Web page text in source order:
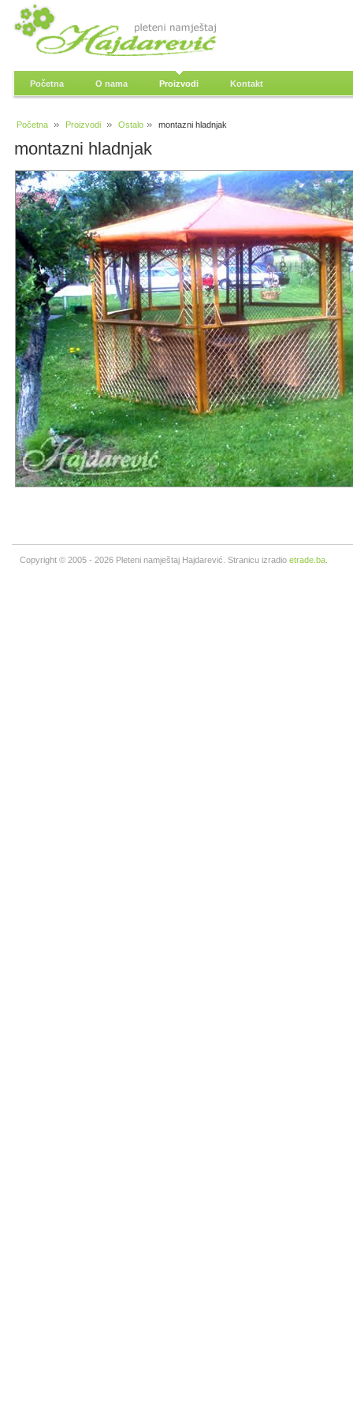
Početna O nama Proizvodi Kontakt
Početna Proizvodi Ostalo montazni hladnjak
montazni hladnjak
Copyright © 2005 - 2026 Pleteni namještaj Hajdarević. Stranicu izradio etrade.ba